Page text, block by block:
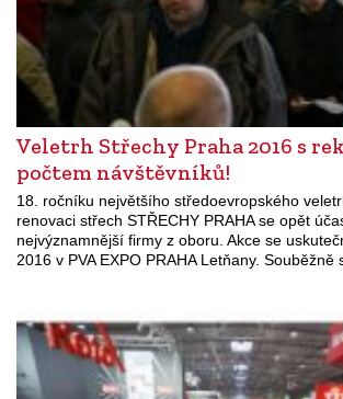
Veletrh Střechy Praha 2016 s
počtem návštěvníků!
18. ročníku největšího středoevropského
renovaci střech STŘECHY PRAHA se opět
nejvýznamnější firmy z oboru. Akce se
2016 v PVA EXPO PRAHA Letňany.